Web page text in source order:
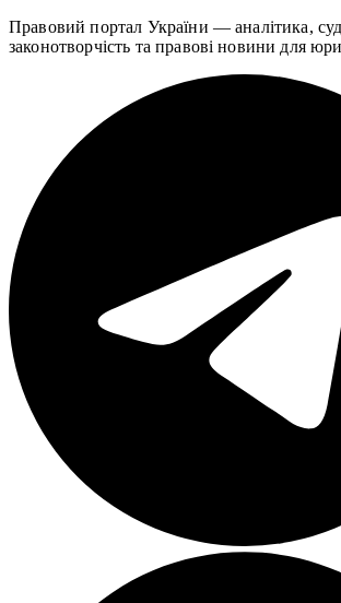
Правовий портал України — аналітика,
законотворчість та правові новини для